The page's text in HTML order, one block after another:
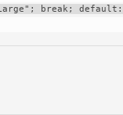
break; default: